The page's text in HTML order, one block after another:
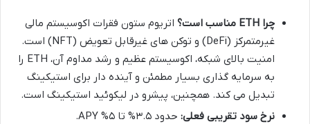
چرا ETH مناسب است؟
اتریوم ستون فقرات اکوسیستم مالی
غیرمتمرکز (DeFi) و توکن های غیرقابل تعویض (NFT) است.
امنیت بالای شبکه، اکوسیستم عظیم و رشد مداوم آن، ETH را
به سرمایه گذاری بسیار مطمئن و آینده دار برای استیکینگ
تبدیل می کند. همچنین، پیشرو در لیکوئید استیکینگ است.
نرخ سود تقریبی فعلی: حدود ۳.۵% تا ۵% APY.